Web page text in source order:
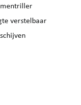
verstelbaar